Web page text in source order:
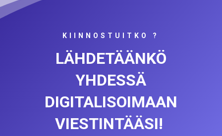
KIINNOSTUITKO ?
LÄHDETÄÄNKÖ
YHDESSÄ
DIGITALISOIMAAN
VIESTINTÄÄSI!